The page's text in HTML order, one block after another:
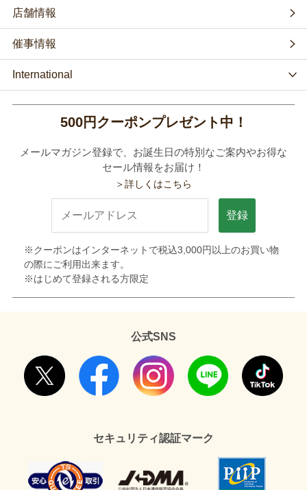
店舗情報
催事情報
International
500円クーポンプレゼント中！
メールマガジン登録で、お誕生日の特別なご案内やお得な
セール情報をお届け！
＞詳しくはこちら
登録
※クーポンはインターネットで税込3,000円以上のお買い物
の際にご利用出来ます。
※はじめて登録される方限定
公式SNS
セキュリティ認証マーク